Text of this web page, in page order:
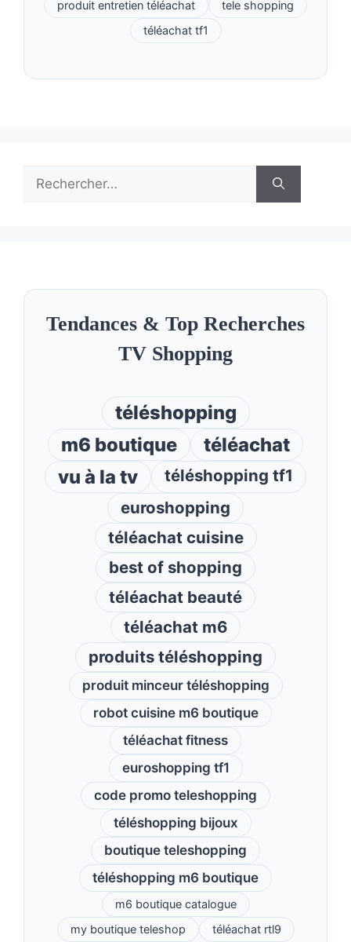
produit entretien téléachat
tele shopping
téléachat tf1
Rechercher :
Tendances & Top Recherches
TV Shopping
téléshopping
m6 boutique
téléachat
vu à la tv
téléshopping tf1
euroshopping
téléachat cuisine
best of shopping
téléachat beauté
téléachat m6
produits téléshopping
produit minceur téléshopping
robot cuisine m6 boutique
téléachat fitness
euroshopping tf1
code promo teleshopping
téléshopping bijoux
boutique teleshopping
téléshopping m6 boutique
m6 boutique catalogue
my boutique teleshop
téléachat rtl9